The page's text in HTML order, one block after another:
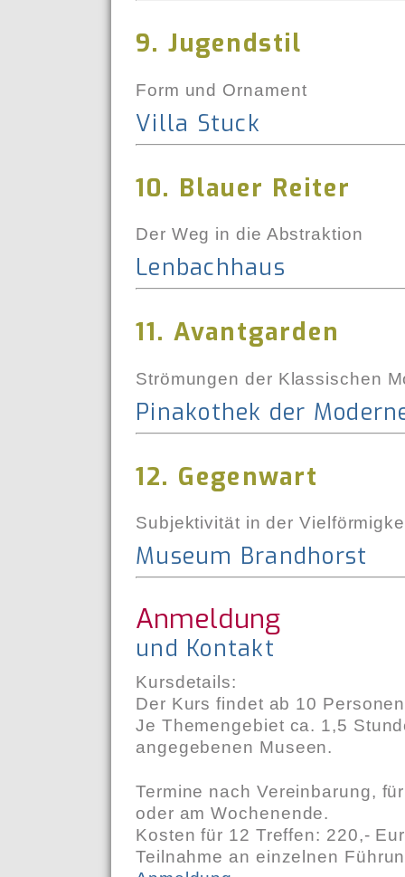
9. Jugendstil
Form und Ornament
Villa Stuck
10. Blauer Reiter
Der Weg in die Abstraktion
Lenbachhaus
11. Avantgarden
Strömungen der Klassischen
Pinakothek der
12. Gegenwart
Subjektivität in der
Museum Brandhorst
Anmeldung
und Kontakt
Kursdetails:
Der Kurs findet ab 10
Je Themengebiet ca. 1,5
angegebenen Museen.
Termine nach Vereinbarung,
oder am Wochenende.
Kosten für 12 Treffen: 220,-
Teilnahme an einzelnen